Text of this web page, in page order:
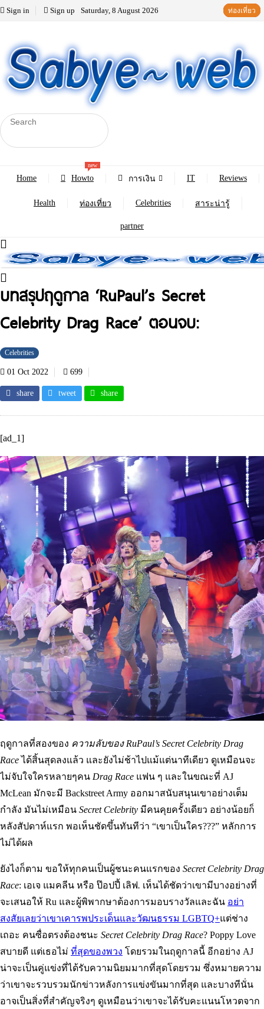
Sign in Sign up Saturday, 8 August 2026
Home Howto
new
การเงิน IT Reviews
Health ท่องเที่ยว Celebrities สาระน่ารู้
partner
บทสรุปฤดูกาล ‘RuPaul’s Secret
Celebrity Drag Race’ ตอนจบ:
Celebrities
01 Oct 2022 699
share tweet share
[ad_1]
ฤดูกาลที่สองของ ความลับของ RuPaul’s Secret Celebrity Drag
Raceได้สิ้นสุดลงแล้ว และยังไม่ช้าไปแม้แต่นาทีเดียว ดูเหมือนจะ
ไม่จับใจใครหลายๆคน Drag Race แฟน ๆ และในขณะที่ AJ
McLean มักจะมี Backstreet Army ออกมาสนับสนุนเขาอย่างเต็ม
กำลัง มันไม่เหมือน Secret Celebrity มีคนคุยครั้งเดียว อย่างน้อยก็
หลังสัปดาห์แรก พอเห็นชัดขึ้นทันทีว่า “เขาเป็นใคร???” หลักการ
ไม่ได้ผล
ยังไงก็ตาม ขอให้ทุกคนเป็นผู้ชนะคนแรกของ Secret Celebrity Drag
Race: เอเจ แมคลีน หรือ ป๊อปปี้ เลิฟ. เห็นได้ชัดว่าเขามีบางอย่างที่
จะเสนอให้ Ru และผู้พิพากษาต้องการมอบรางวัลและฉัน อย่า
สงสัยเลยว่าเขาเคารพประเด็นและวัฒนธรรม LGBTQ+แต่ช่าง
เถอะ คนซื่อตรงต้องชนะ Secret Celebrity Drag Race? Poppy Love
สบายดี แต่เธอไม่ ที่สุดของพวง โดยรวมในฤดูกาลนี้ อีกอย่าง AJ
น่าจะเป็นคู่แข่งที่ได้รับความนิยมมากที่สุดโดยรวม ซึ่งหมายความ
ว่าเขาจะรวบรวมนักข่าวหลังการแข่งขันมากที่สุด และบางทีนั่น
อาจเป็นสิ่งที่สำคัญจริงๆ ดูเหมือนว่าเขาจะได้รับคะแนนโหวตจาก
สาระน่ารู้
ท่องเที่ยว
สาระน่ารู้
ท่องเที่ยว